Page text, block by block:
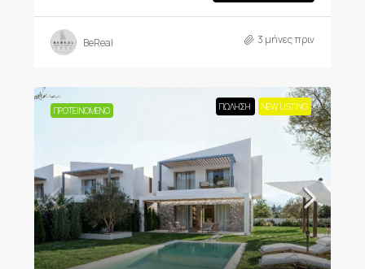
BeReal 3 μήνες πριν
ΠΡΟΤΕΙΝΌΜΕΝΟ ΠΏΛΗΣΗ NEW LISTING